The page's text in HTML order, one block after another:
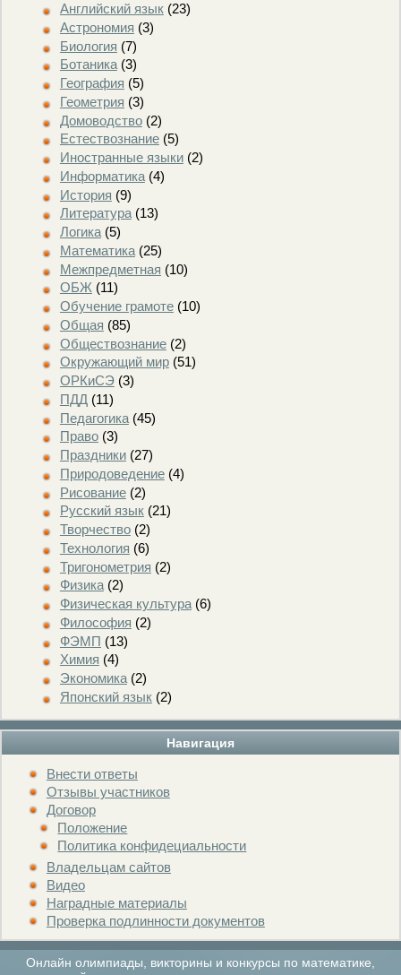
Английский язык(23)
Астрономия (3)
Биология (7)
Ботаника(3)
География (5)
Геометрия (3)
Домоводство(2)
Естествознание(5)
Иностранные языки(2)
Информатика(4)
История (9)
Литература(13)
Логика(5)
Математика(25)
Межпредметная (10)
ОБЖ (11)
Обучение грамоте(10)
Общая (85)
Обществознание(2)
Окружающий мир(51)
ОРКиСЭ(3)
ПДД (11)
Педагогика(45)
Право(3)
Праздники(27)
Природоведение(4)
Рисование(2)
Русский язык(21)
Творчество(2)
Технология (6)
Тригонометрия (2)
Физика(2)
Физическая культура(6)
Философия (2)
ФЭМП (13)
Химия (4)
Экономика(2)
Японский язык(2)
Навигация
Внести ответы
Отзывы участников
Договор
Положение
Политика конфидециальности
Владельцам сайтов
Видео
Наградные материалы
Проверка подлинности документов
Онлайн олимпиады, викторины и конкурсы по математике,